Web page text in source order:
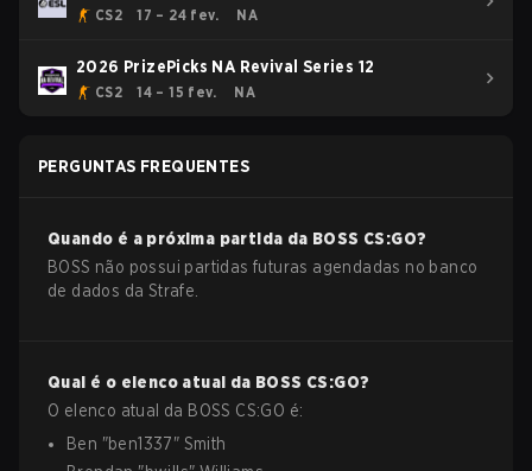
America - Cup #1
CS2 17 – 24 fev. NA
2026 PrizePicks NA Revival Series 12
CS2 14 – 15 fev. NA
PERGUNTAS FREQUENTES
Quando é a próxima partida da BOSS CS:GO?
BOSS não possui partidas futuras agendadas no banco
de dados da Strafe.
Qual é o elenco atual da BOSS CS:GO?
O elenco atual da BOSS CS:GO é:
Ben "ben1337" Smith